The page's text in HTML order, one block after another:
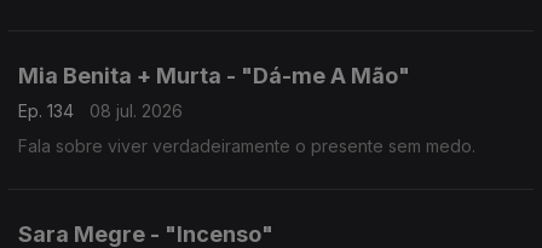
Mia Benita + Murta - "Dá-me A Mão"
Ep. 134
08 jul. 2026
Fala sobre viver verdadeiramente o presente sem medo.
Sara Megre - "Incenso"